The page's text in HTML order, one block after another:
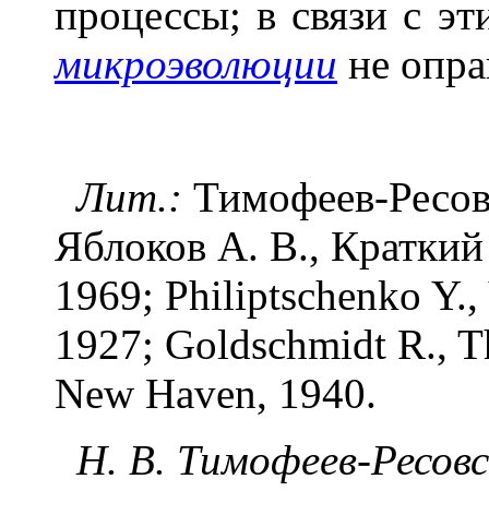
процессы; в связи с
микроэволюции не
Лит.: Тимофеев-
Яблоков А. В.,
1969; Philiptschenko
1927; Goldschmidt R.,
New Haven, 1940.
Н. В. Тимофеев-